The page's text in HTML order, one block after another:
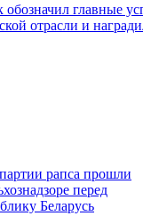
главные
отрасли и
рапса прошли
перед
Беларусь